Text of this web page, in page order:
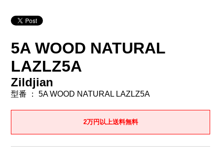
5A WOOD NATURAL
LAZLZ5A
Zildjian
型番 ： 5A WOOD NATURAL LAZLZ5A
2万円以上送料無料